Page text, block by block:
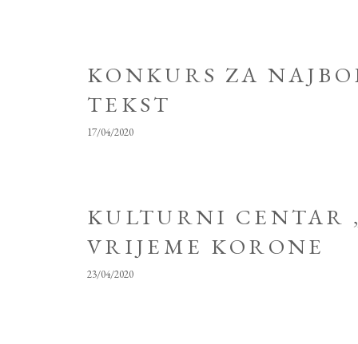
KONKURS ZA
TEKST
17/04/2020
KULTURNI CENTAR
VRIJEME KORONE
23/04/2020